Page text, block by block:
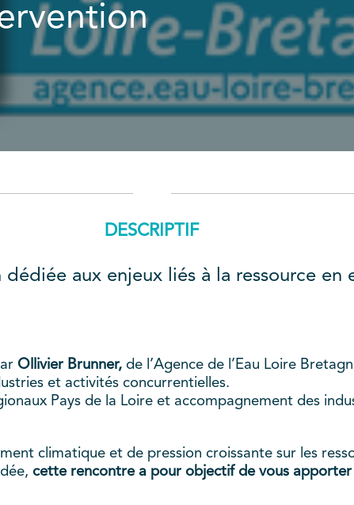
DESCRIPTIF
aux enjeux liés à la ressource en
Ollivier Brunner, de l’Agence de l’Eau Loire
et activités concurrentielles.
Pays de la Loire et accompagnement des
climatique et de pression croissante sur les
cette rencontre a pour objectif de vous